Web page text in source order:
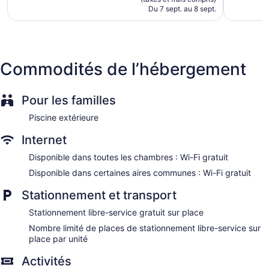
de
188 $ CA
Du 7 sept. au 8 sept.
Commodités de l’hébergement
Pour les familles
Piscine extérieure
Internet
Disponible dans toutes les chambres : Wi-Fi gratuit
Disponible dans certaines aires communes : Wi-Fi gratuit
Stationnement et transport
Stationnement libre-service gratuit sur place
Nombre limité de places de stationnement libre-service sur
place par unité
Activités